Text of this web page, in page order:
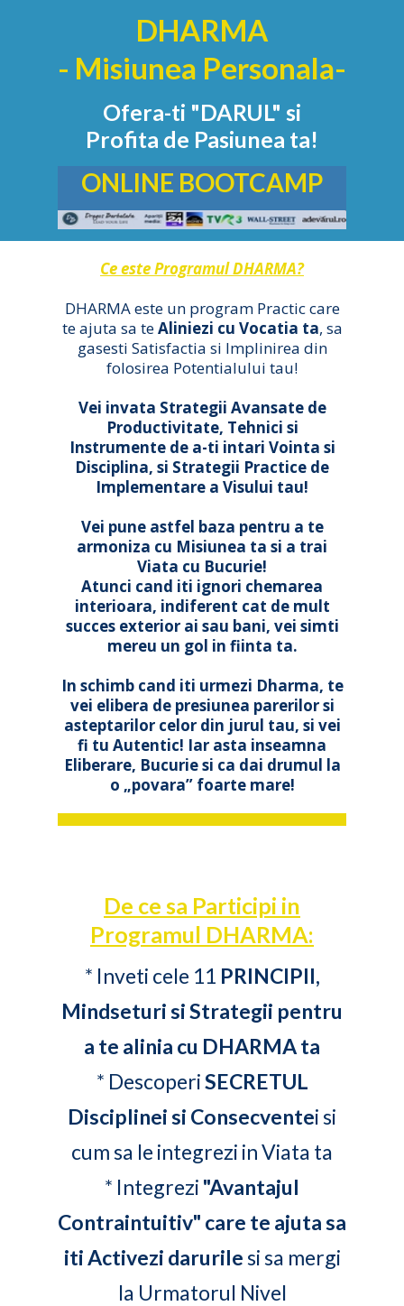
Ofera-ti "DARUL" si
Profita de Pasiunea ta!
ONLINE BOOTCAMP
DHARMA
- Misiunea Personala-
Ce este Programul DHARMA?
DHARMA este un program Practic care
te ajuta sa teAliniezi cu Vocatia ta, sa
gasesti Satisfactia si Implinirea din
folosirea Potentialului tau!
Vei invata Strategii Avansate de
Productivitate, Tehnici si
Instrumente de a-ti intari Vointa si
Disciplina, si Strategii Practice de
Implementare a Visului tau!
Vei pune astfel baza pentru a te
armoniza cu Misiunea ta si a trai
Viata cu Bucurie!
Atunci cand iti ignori chemarea
interioara, indiferent cat de mult
succes exterior ai sau bani, vei simti
mereu un gol in fiinta ta.
In schimb cand iti urmezi Dharma, te
vei elibera de presiunea parerilor si
asteptarilor celor din jurul tau, si vei
fi tu Autentic! Iar asta inseamna
Eliberare, Bucurie si ca dai drumul la
o „povara” foarte mare!
De ce sa Participi in
Programul DHARMA:
* Inveti cele 11 PRINCIPII,
Mindseturi si Strategii pentru
a te alinia cu DHARMA ta
* DescoperiSECRETUL
Disciplinei si Consecventei si
cum sa le integrezi in Viata ta
* Integrezi "Avantajul
Contraintuitiv" care te ajuta sa
iti Activezi darurilesi sa mergi
la Urmatorul Nivel